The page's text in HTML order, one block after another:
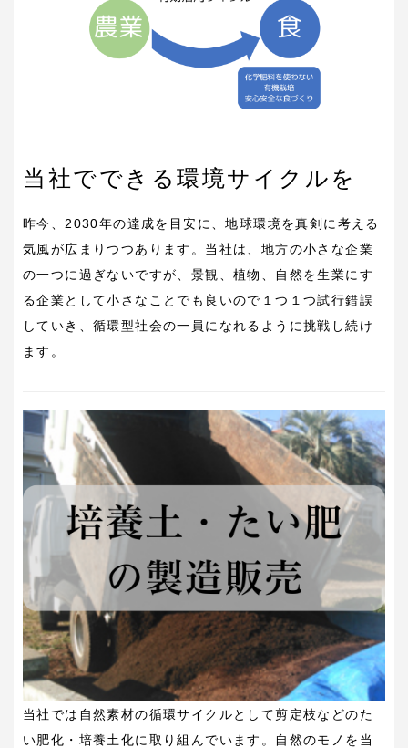
当社でできる環境サイクルを
昨今、2030年の達成を目安に、地球環境を真剣に考える
気風が広まりつつあります。当社は、地方の小さな企業
の一つに過ぎないですが、景観、植物、自然を生業にす
る企業として小さなことでも良いので１つ１つ試行錯誤
していき、循環型社会の一員になれるように挑戦し続け
ます。
当社では自然素材の循環サイクルとして剪定枝などのた
い肥化・培養土化に取り組んでいます。自然のモノを当